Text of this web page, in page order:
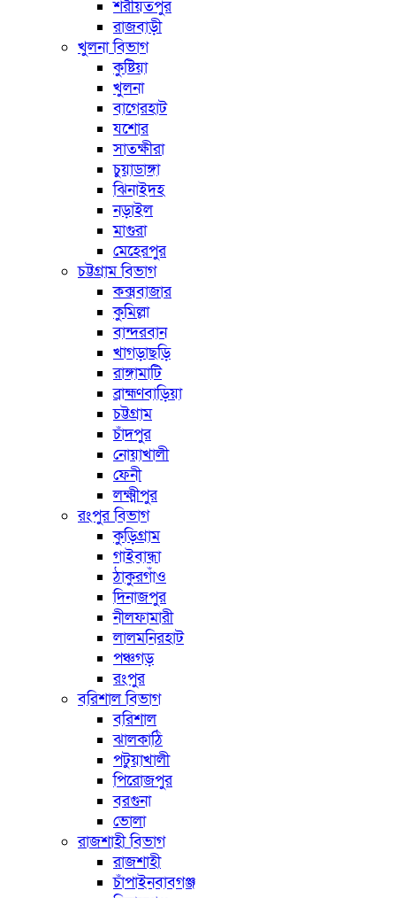
শরীয়তপুর
রাজবাড়ী
খুলনা বিভাগ
কুষ্টিয়া
খুলনা
বাগেরহাট
যশোর
সাতক্ষীরা
চুয়াডাঙ্গা
ঝিনাইদহ
নড়াইল
মাগুরা
মেহেরপুর
চট্টগ্রাম বিভাগ
কক্সবাজার
কুমিল্লা
বান্দরবান
খাগড়াছড়ি
রাঙ্গামাটি
ব্রাহ্মণবাড়িয়া
চট্টগ্রাম
চাঁদপুর
নোয়াখালী
ফেনী
লক্ষ্মীপুর
রংপুর বিভাগ
কুড়িগ্রাম
গাইবান্ধা
ঠাকুরগাঁও
দিনাজপুর
নীলফামারী
লালমনিরহাট
পঞ্চগড়
রংপুর
বরিশাল বিভাগ
বরিশাল
ঝালকাঠি
পটুয়াখালী
পিরোজপুর
বরগুনা
ভোলা
রাজশাহী বিভাগ
রাজশাহী
চাঁপাইনবাবগঞ্জ